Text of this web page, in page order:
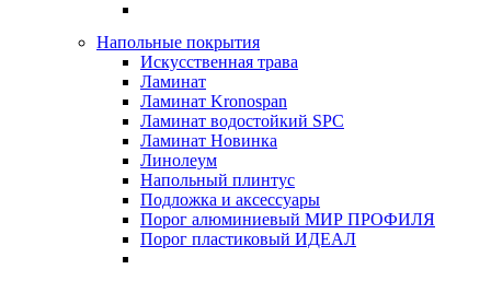
Напольные покрытия
Искусственная трава
Ламинат
Ламинат Kronospan
Ламинат водостойкий SPC
Ламинат Новинка
Линолеум
Напольный плинтус
Подложка и аксессуары
Порог алюминиевый МИР ПРОФИЛЯ
Порог пластиковый ИДЕАЛ